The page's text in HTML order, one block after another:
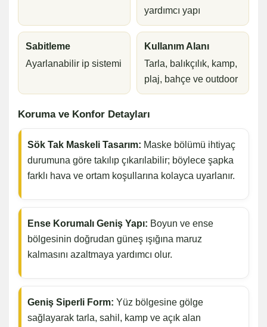
yardımcı yapı
Sabitleme
Ayarlanabilir ip sistemi
Kullanım Alanı
Tarla, balıkçılık, kamp,
plaj, bahçe ve outdoor
Koruma ve Konfor Detayları
Sök Tak Maskeli Tasarım: Maske bölümü ihtiyaç
durumuna göre takılıp çıkarılabilir; böylece şapka
farklı hava ve ortam koşullarına kolayca uyarlanır.
Ense Korumalı Geniş Yapı: Boyun ve ense
bölgesinin doğrudan güneş ışığına maruz
kalmasını azaltmaya yardımcı olur.
Geniş Siperli Form: Yüz bölgesine gölge
sağlayarak tarla, sahil, kamp ve açık alan